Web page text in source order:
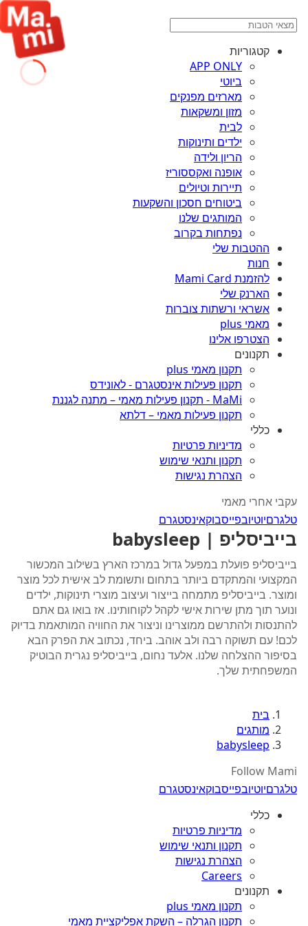
קטגוריות
APP ONLY
ביוטי
מארזים מפנקים
מזון ומשקאות
לבית
ילדים ותינוקות
הריון ולידה
אופנה ואקססוריז
תיירות וטיולים
ביטוחים חסכון והשקעות
המותגים שלנו
נפתחות בקרוב
ההטבות שלי
חנות
להזמנת Mami Card
הארנק שלי
אשראי ורשתות צוברות
מאמי plus
הצטרפו אלינו
תקנונים
תקנון מאמי plus
תקנון פעילות אינסטגרם - לאונידס
MaMi - תקנון פעילות מאמי – מתנה לגננת
תקנון פעילות מאמי – דלתא
כללי
מדיניות פרטיות
תקנון ותנאי שימוש
הצהרת נגישות
עקבי אחרי מאמי
טלגרםיוטיובפייסבוקאינסטגרם
בייביסליפ | babysleep
בייביסליפ פועלת במפעל גדול במרכז הארץ בשילוב המכשור
המקצועי והמתקדם ביותר בתחום ותשומת לב אישית לכל מוצר
ומוצר. בייביסליפ מתמחה בייצור ועיצוב מוצרי תינוקות, ילדים
ונוער תוך מתן שירות אישי לקהל לקוחותינו. אז בואו גם אתם
להתנסות ולהתרשם ממוצרינו וניצור את החוויה המותאמת בדיוק
לכם! עם תשוקה רבה ולב אוהב. ביחד, נכתוב את הפרק הבא
בסיפור ההצלחה שלנו. אלעד נחום, בייביסליפ נגרית הבוטיק
המשפחתית שלך.
בית
מותגים
babysleep
Follow Mami
טלגרםיוטיובפייסבוקאינסטגרם
כללי
מדיניות פרטיות
תקנון ותנאי שימוש
הצהרת נגישות
Careers
תקנונים
תקנון מאמי plus
תקנון הגרלה – השקת אפליקציית מאמי